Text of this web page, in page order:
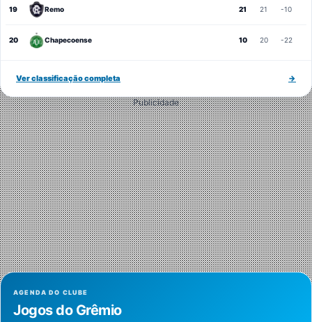
19 Remo 21 21 -10
20 Chapecoense 10 20 -22
Ver classificação completa →
Publicidade
AGENDA DO CLUBE
Jogos do Grêmio